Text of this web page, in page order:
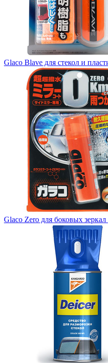
Glaco Blave для стекол и
Glaco Zero для боковых